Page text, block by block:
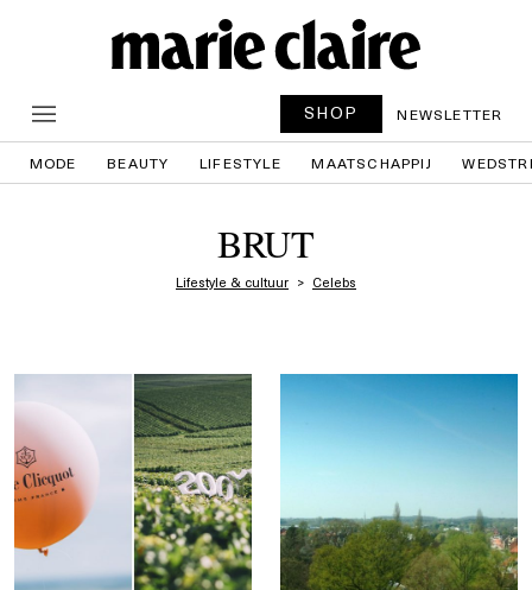
SHOP NEWSLETTER
MODE BEAUTY LIFESTYLE MAATSCHAPPIJ
BRUT
Lifestyle & cultuur Celebs